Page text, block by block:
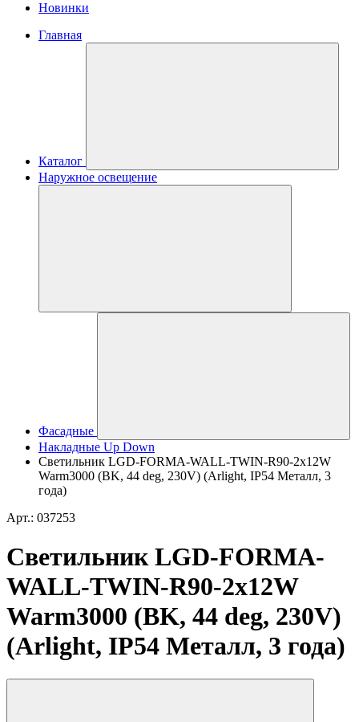
Новинки
Главная
Каталог
Наружное освещение
Фасадные
Накладные Up Down
Светильник LGD-FORMA-WALL-TWIN-R90-2x12W
Warm3000 (BK, 44 deg, 230V) (Arlight, IP54 Металл, 3
года)
Арт.: 037253
Светильник LGD-FORMA-
WALL-TWIN-R90-2x12W
Warm3000 (BK, 44 deg, 230V)
(Arlight, IP54 Металл, 3 года)